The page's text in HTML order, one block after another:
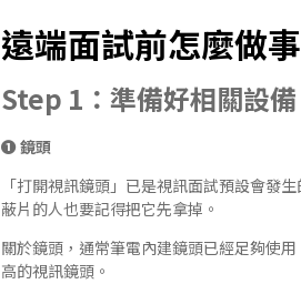
遠端面試前怎麼做
Step 1：準備好相關設備
❶ 鏡頭
「打開視訊鏡頭」已是視訊面試預設會發
蔽片的人也要記得把它先拿掉。
關於鏡頭，通常筆電內建鏡頭已經足夠使
高的視訊鏡頭。